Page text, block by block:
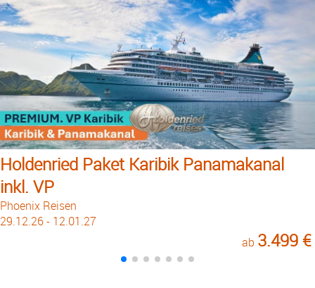
Holdenried Paket Karibik Panamakanal
inkl. VP
Phoenix Reisen
29.12.26 - 12.01.27
ab 3.499 €